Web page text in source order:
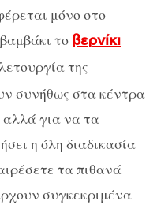
μόνο στο
το βερνίκι
της
συνήθως στα κέντρα
αλλά για να τα
η όλη διαδικασία
τα πιθανά
συγκεκριμένα